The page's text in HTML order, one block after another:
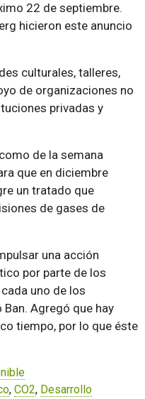
22 de septiembre.
hicieron este anuncio
culturales, talleres,
de organizaciones no
privadas y
de la semana
que en diciembre
un tratado que
de gases de
una acción
por parte de los
uno de los
Agregó que hay
tiempo, por lo que éste
, CO2, Desarrollo